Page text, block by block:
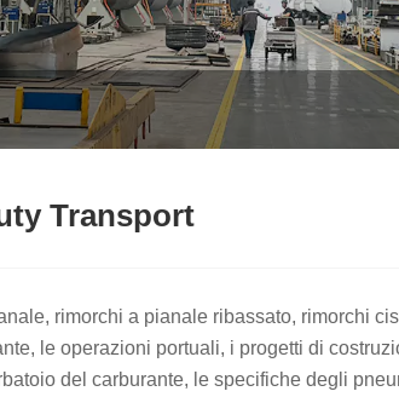
Transport
rimorchi a pianale ribassato, rimorchi
le operazioni portuali, i progetti di
del carburante, le specifiche degli